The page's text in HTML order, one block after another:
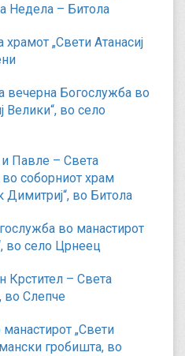
Недела – Битола
„Свети Атанасиј
вечерна Богослужба во
Велики“, во село
Павле – Света
во соборниот храм
во Битола
во манастирот
во село Црнеец
Крстител – Света
во Слепче
„Свети
гробишта, во